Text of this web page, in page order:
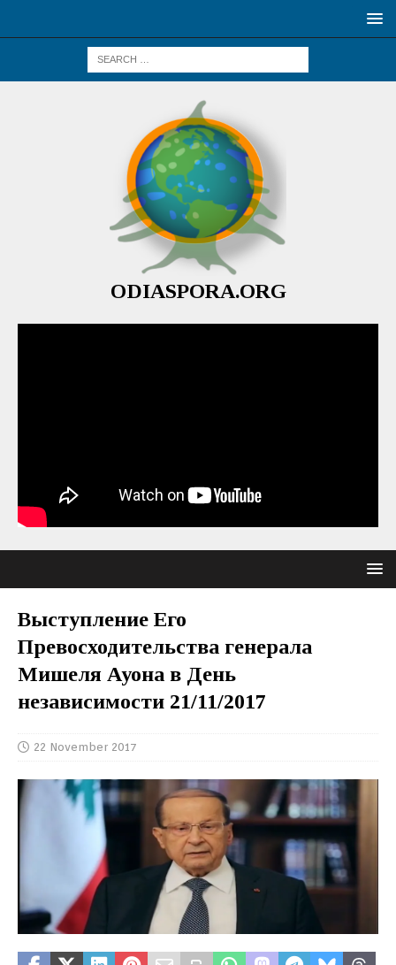
ODIASPORA.ORG
Выступление Его
Превосходительства генерала
Мишеля Ауона в День
независимости 21/11/2017
22 November 2017